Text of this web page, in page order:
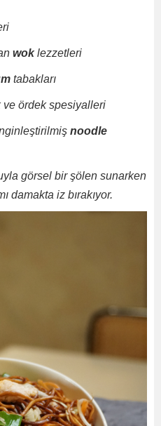
woklezzetleri
tabakları
ve ördek spesiyalleri
noodle
görsel bir şölen sunarken
damakta iz bırakıyor.